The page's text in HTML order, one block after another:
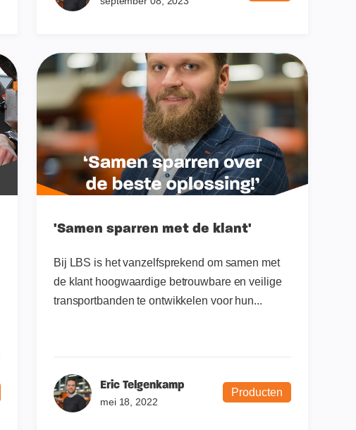
'Samen sparren met de klant'
Bij LBS is het vanzelfsprekend om samen met
de klant hoogwaardige betrouwbare en veilige
transportbanden te ontwikkelen voor hun...
Eric Telgenkamp
mei 18, 2022
Producten